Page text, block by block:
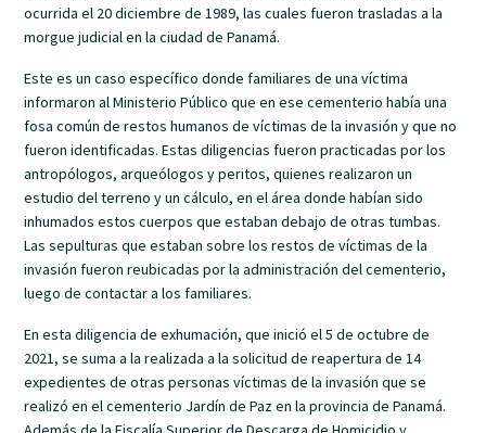
ocurrida el 20 diciembre de 1989, las cuales fueron trasladas a la
morgue judicial en la ciudad de Panamá.
Este es un caso específico donde familiares de una víctima
informaron al Ministerio Público que en ese cementerio había una
fosa común de restos humanos de víctimas de la invasión y que no
fueron identificadas. Estas diligencias fueron practicadas por los
antropólogos, arqueólogos y peritos, quienes realizaron un
estudio del terreno y un cálculo, en el área donde habían sido
inhumados estos cuerpos que estaban debajo de otras tumbas.
Las sepulturas que estaban sobre los restos de víctimas de la
invasión fueron reubicadas por la administración del cementerio,
luego de contactar a los familiares.
En esta diligencia de exhumación, que inició el 5 de octubre de
2021, se suma a la realizada a la solicitud de reapertura de 14
expedientes de otras personas víctimas de la invasión que se
realizó en el cementerio Jardín de Paz en la provincia de Panamá.